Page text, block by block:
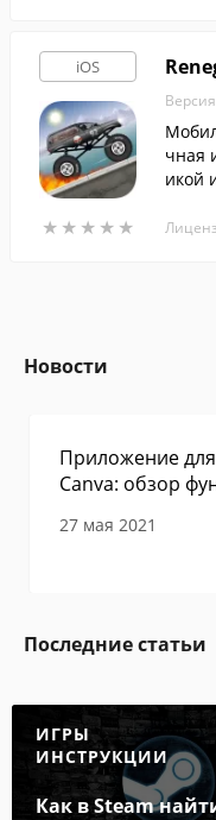
iOS
★ ★ ★ ★ ★
★ ★ ★ ★ ★
чная
икой
Новости
Приложение
Canva: обзор
27 мая 2021
Последние статьи
ИГРЫ
ИНСТРУКЦИИ
Как в Steam